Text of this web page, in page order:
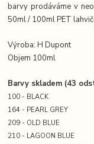
barvy prodáváme v
50ml / 100ml PET
Výroba: H Dupont
Objem 100ml
Barvy skladem (43
100 - BLACK
164 - PEARL GREY
209 - OLD BLUE
210 - LAGOON BLUE